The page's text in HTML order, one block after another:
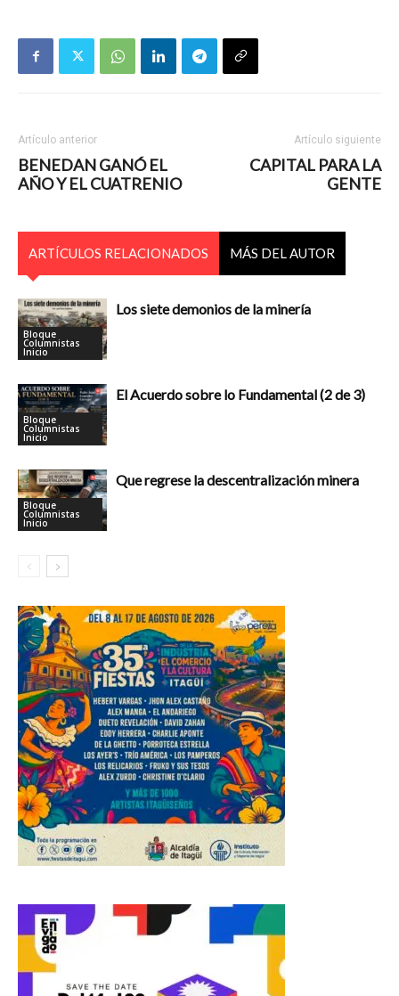
Artículo anterior
BENEDAN GANÓ EL
AÑO Y EL CUATRENIO
Artículo siguiente
CAPITAL PARA LA
GENTE
ARTÍCULOS RELACIONADOS MÁS DEL AUTOR
Bloque
Columnistas
Inicio
Los siete demonios de la minería
Bloque
Columnistas
Inicio
El Acuerdo sobre lo Fundamental (2 de 3)
Bloque
Columnistas
Inicio
Que regrese la descentralización minera